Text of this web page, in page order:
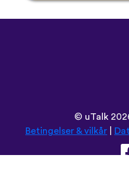
© uTalk
Betingelser & vilkår